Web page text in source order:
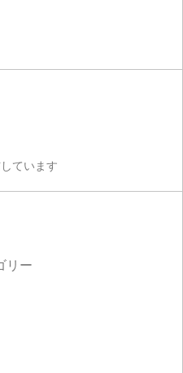
ています
リー